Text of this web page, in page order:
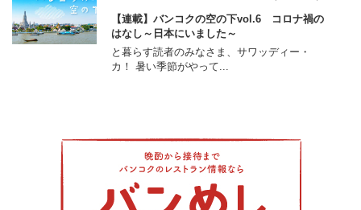
【連載】バンコクの空の下vol.6 コロナ禍の
はなし～日本にいました～
と暮らす読者のみなさま、サワッディー・
カ！ 暑い季節がやって...